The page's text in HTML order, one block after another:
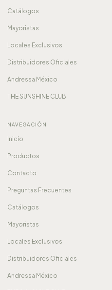
Catálogos
Mayoristas
Locales Exclusivos
Distribuidores Oficiales
Andressa México
THE SUNSHINE CLUB
NAVEGACIÓN
Inicio
Productos
Contacto
Preguntas Frecuentes
Catálogos
Mayoristas
Locales Exclusivos
Distribuidores Oficiales
Andressa México